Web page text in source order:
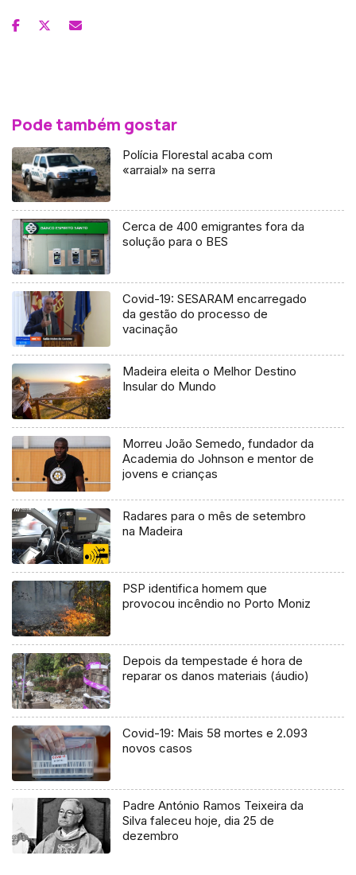
Pode também gostar
Polícia Florestal acaba com
«arraial» na serra
Cerca de 400 emigrantes fora da
solução para o BES
Covid-19: SESARAM encarregado
da gestão do processo de
vacinação
Madeira eleita o Melhor Destino
Insular do Mundo
Morreu João Semedo, fundador da
Academia do Johnson e mentor de
jovens e crianças
Radares para o mês de setembro
na Madeira
PSP identifica homem que
provocou incêndio no Porto Moniz
Depois da tempestade é hora de
reparar os danos materiais (áudio)
Covid-19: Mais 58 mortes e 2.093
novos casos
Padre António Ramos Teixeira da
Silva faleceu hoje, dia 25 de
dezembro